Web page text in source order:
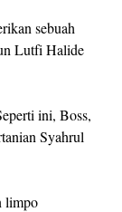
sebuah
Lutfi Halide
ini, Boss,
Syahrul
limpo